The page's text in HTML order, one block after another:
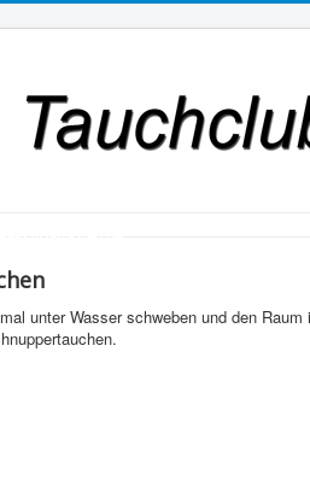
unter Wasser schweben und den